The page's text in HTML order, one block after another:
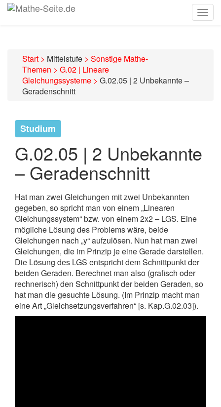
Start > Mittelstufe > Sonstige Mathe-
Themen > G.02 | Lineare
Gleichungssysteme > G.02.05 | 2 Unbekannte –
Geradenschnitt
Studium
G.02.05 | 2 Unbekannte
– Geradenschnitt
Hat man zwei Gleichungen mit zwei Unbekannten
gegeben, so spricht man von einem „Linearen
Gleichungssystem“ bzw. von einem 2x2 – LGS. Eine
mögliche Lösung des Problems wäre, beide
Gleichungen nach „y“ aufzulösen. Nun hat man zwei
Gleichungen, die im Prinzip je eine Gerade darstellen.
Die Lösung des LGS entspricht dem Schnittpunkt der
beiden Geraden. Berechnet man also (grafisch oder
rechnerisch) den Schnittpunkt der beiden Geraden, so
hat man die gesuchte Lösung. (Im Prinzip macht man
eine Art „Gleichsetzungsverfahren“ [s. Kap.G.02.03]).